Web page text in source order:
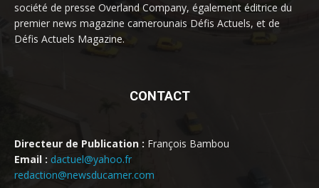
société de presse Overland Company, également éditrice du
premier news magazine camerounais Défis Actuels, et de
Défis Actuels Magazine.
CONTACT
Directeur de Publication : François Bambou
Email : dactuel@yahoo.fr
redaction@newsducamer.com